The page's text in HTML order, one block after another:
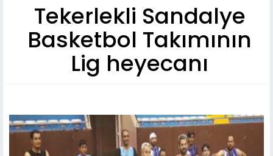
Tekerlekli Sandalye
Basketbol Takımının
Lig heyecanı